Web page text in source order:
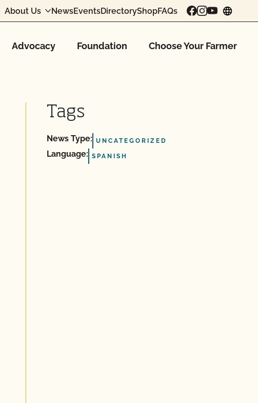
About Us NewsEventsDirectoryShopFAQs
Advocacy Foundation Choose Your Farmer
Tags
News Type: UNCATEGORIZED
Language: SPANISH